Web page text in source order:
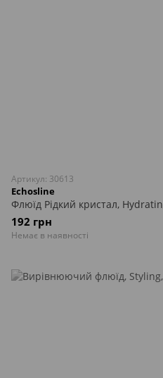
Артикул: 30613
Echosline
Флюїд Рідкий кристал,
192 грн
Немає в наявності